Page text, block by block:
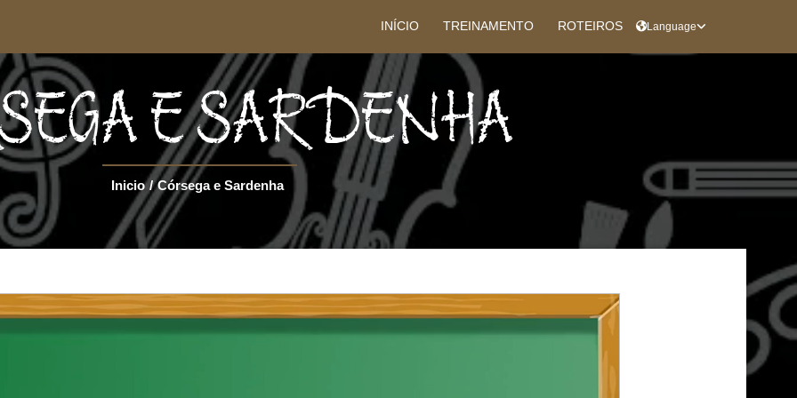
INÍCIO TREINAMENTO ROTEIROS Language
E SARDENHA
Inicio / Córsega e Sardenha